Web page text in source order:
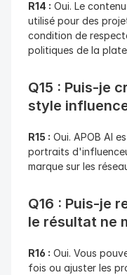
R14 : Oui. Le
utilisé pour des
condition de
politiques de la
Q15 : Puis-je
style
R15 : Oui. APOB AI
portraits
marque sur les
Q16 : Puis-je
le résultat ne
R16 : Oui. Vous
fois ou ajuster les